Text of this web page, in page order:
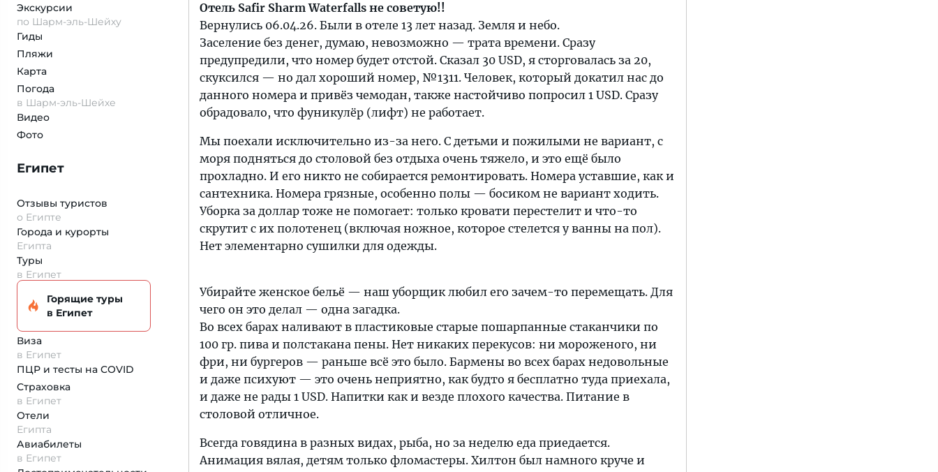
Экскурсии
по Шарм-эль-Шейху
Гиды
Пляжи
Карта
Погода
в Шарм-эль-Шейхе
Видео
Фото
Египет
Отзывы туристов
о Египте
Города и курорты
Египта
Туры
в Египет
Горящие туры
в Египет
Виза
в Египет
ПЦР и тесты на COVID
Страховка
в Египет
Отели
Египта
Авиабилеты
в Египет
Отель Safir Sharm Waterfalls не советую!!
Вернулись 06.04.26. Были в отеле 13 лет назад. Земля и небо.
Заселение без денег, думаю, невозможно — трата времени. Сразу
предупредили, что номер будет отстой. Сказал 30 USD, я сторговалась за 20,
скуксился — но дал хороший номер, №1311. Человек, который докатил нас до
данного номера и привёз чемодан, также настойчиво попросил 1 USD. Сразу
обрадовало, что фуникулёр (лифт) не работает.
Мы поехали исключительно из-за него. С детьми и пожилыми не вариант, с
моря подняться до столовой без отдыха очень тяжело, и это ещё было
прохладно. И его никто не собирается ремонтировать. Номера уставшие, как и
сантехника. Номера грязные, особенно полы — босиком не вариант ходить.
Уборка за доллар тоже не помогает: только кровати перестелит и что-то
скрутит с их полотенец (включая ножное, которое стелется у ванны на пол).
Нет элементарно сушилки для одежды.
Убирайте женское бельё — наш уборщик любил его зачем-то перемещать. Для
чего он это делал — одна загадка.
Во всех барах наливают в пластиковые старые пошарпанные стаканчики по
100 гр. пива и полстакана пены. Нет никаких перекусов: ни мороженого, ни
фри, ни бургеров — раньше всё это было. Бармены во всех барах недовольные
и даже психуют — это очень неприятно, как будто я бесплатно туда приехала,
и даже не рады 1 USD. Напитки как и везде плохого качества. Питание в
столовой отличное.
Всегда говядина в разных видах, рыба, но за неделю еда приедается.
Анимация вялая, детям только фломастеры. Хилтон был намного круче и